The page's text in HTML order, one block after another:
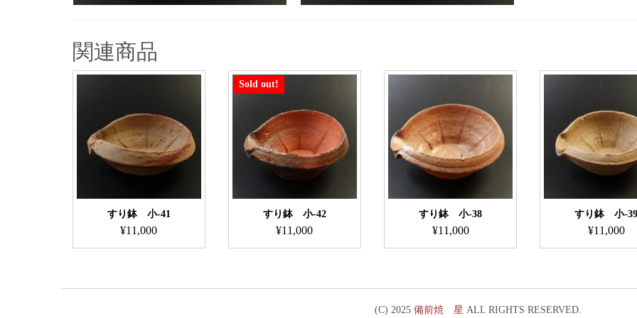
関連商品
すり鉢 小-41
¥11,000
Sold out!
すり鉢 小-42
¥11,000
すり鉢 小-38
¥11,000
すり鉢 小-
¥11,000
(C) 2025 備前焼 星 ALL RIGHTS RESERVED.